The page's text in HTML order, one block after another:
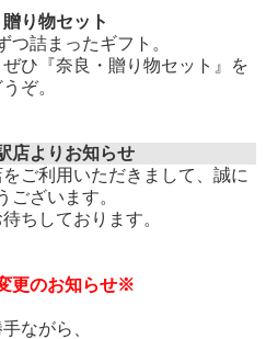
り物セット
つ詰まったギフト。
ひ『奈良・贈り物セット』を
ぞ。
店よりお知らせ
ご利用いただきまして、誠に
ございます。
ちしております。
更のお知らせ※
ながら、